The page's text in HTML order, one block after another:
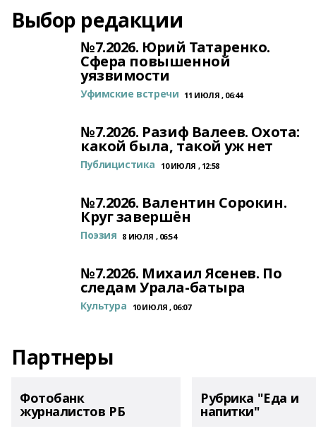
Выбор редакции
№7.2026. Юрий Татаренко.
Сфера повышенной
уязвимости
Уфимские встречи 11 ИЮЛЯ , 06:44
№7.2026. Разиф Валеев. Охота:
какой была, такой уж нет
Публицистика 10 ИЮЛЯ , 12:58
№7.2026. Валентин Сорокин.
Круг завершён
Поэзия 8 ИЮЛЯ , 06:54
№7.2026. Михаил Ясенев. По
следам Урала-батыра
Культура 10 ИЮЛЯ , 06:07
Партнеры
Фотобанк
журналистов РБ
Рубрика "Еда и
напитки"